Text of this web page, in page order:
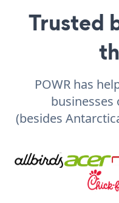
Trusted
POWR has
businesses
(besides